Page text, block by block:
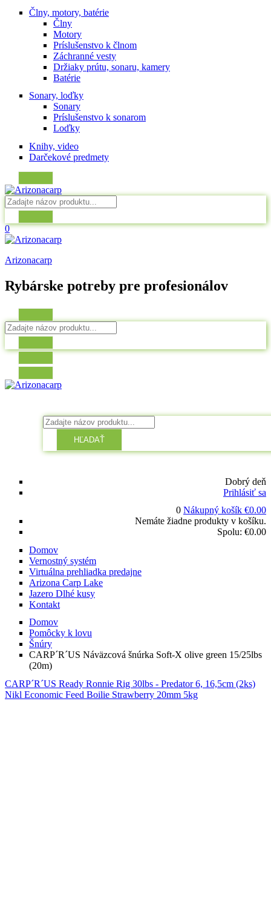
Člny, motory, batérie
Člny
Motory
Príslušenstvo k člnom
Záchranné vesty
Držiaky prútu, sonaru, kamery
Batérie
Sonary, loďky
Sonary
Príslušenstvo k sonarom
Loďky
Knihy, video
Darčekové predmety
0
Arizonacarp
Rybárske potreby pre profesionálov
HĽADAŤ
Dobrý deň
Prihlásiť sa
0 Nákupný košík €0.00
Nemáte žiadne produkty v košíku.
Spolu: €0.00
Domov
Vernostný systém
Virtuálna prehliadka predajne
Arizona Carp Lake
Jazero Dlhé kusy
Kontakt
Domov
Pomôcky k lovu
Šnúry
CARP´R´US Náväzcová šnúrka Soft-X olive green 15/25lbs
(20m)
CARP´R´US Ready Ronnie Rig 30lbs - Predator 6, 16,5cm (2ks)
Nikl Economic Feed Boilie Strawberry 20mm 5kg